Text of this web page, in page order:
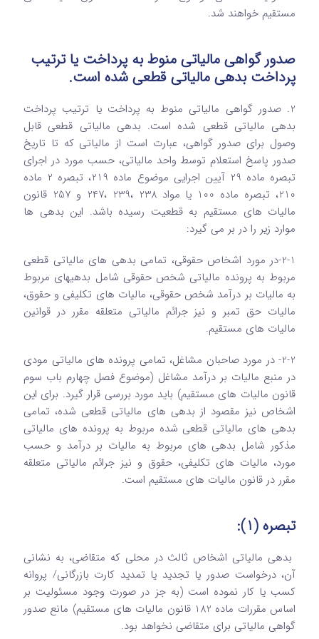
مستقیم خواهند شد.
صدور گواهی مالیاتی منوط به پرداخت یا ترتیب
پرداخت بدهی مالیاتی قطعی شده است.
2. صدور گواهی مالیاتی منوط به پرداخت یا ترتیب پرداخت
بدهی مالیاتی قطعی شده است. بدهی مالیاتی قطعی قابل
وصول برای صدور گواهی، عبارت است از مالیاتی که تا تاریخ
صدور پاسخ استعلام توسط واحد مالیاتی، حسب مورد در اجرای
تبصره ماده 29 آیین اجرایی موضوع ماده 219، تبصره 2 ماده
210، تبصره ماده 100 یا مواد 238 ،239 ،247 و 257 قانون
مالیات های مستقیم به قطعیت رسیده باشد. این بدهی ها
موارد زیر را در بر می گیرد:
2-1-در مورد اشخاص حقوقی، تمامی بدهی های مالیاتی قطعی
مربوط به پرونده مالیاتی شخص حقوقی شامل بدهیهای مربوط
به مالیات بر درآمد شخص حقوقی، مالیات های تکلیفی و حقوق،
مالیات حق تمبر و نیز جرائم مالیاتی متعلقه مقرر در قوانین
مالیات های مستقیم.
2-2- در مورد صاحبان مشاغل، تمامی پرونده های مالیاتی مودی
در منبع مالیات بر درآمد مشاغل (موضوع فصل چهارم باب سوم
قانون مالیات های مستقیم) باید مورد بررسی قرار گیرد. برای این
اشخاص نیز مقصود از بدهی های مالیاتی قطعی شده، تمامی
بدهی های مالیاتی قطعی شده مربوط به پرونده های مالیاتی
مذکور شامل بدهی های مربوط به مالیات بر درآمد و حسب
مورد، مالیات های تکلیفی، حقوق و نیز جرائم مالیاتی متعلقه
مقرر در قانون مالیات های مستقیم است.
تبصره (1):
بدهی مالیاتی اشخاص ثالث در محلی که متقاضی، به نشانی
آن، درخواست صدور یا تجدید یا تمدید کارت بازرگانی/ پروانه
کسب یا کار نموده است (به جز در صورت وجود مسئولیت بر
اساس مقررات ماده 182 قانون مالیات های مستقیم) مانع صدور
گواهی مالیاتی برای متقاضی نخواهد بود.